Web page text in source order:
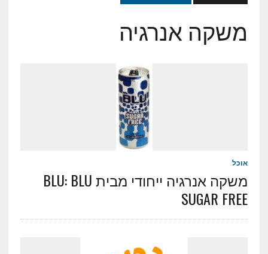
משקה אנרגיה
אוכל
משקה אנרגיה ייחודי מבית BLU: BLU
SUGAR FREE